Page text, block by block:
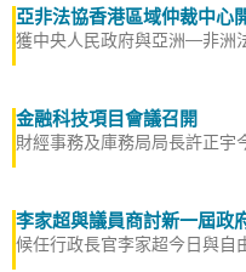
亞非法協香港區域仲裁中心
獲中央人民政府與亞洲—非洲
金融科技項目會議召開
財經事務及庫務局局長許正宇
李家超與議員商討新一屆政
候任行政長官李家超今日與自